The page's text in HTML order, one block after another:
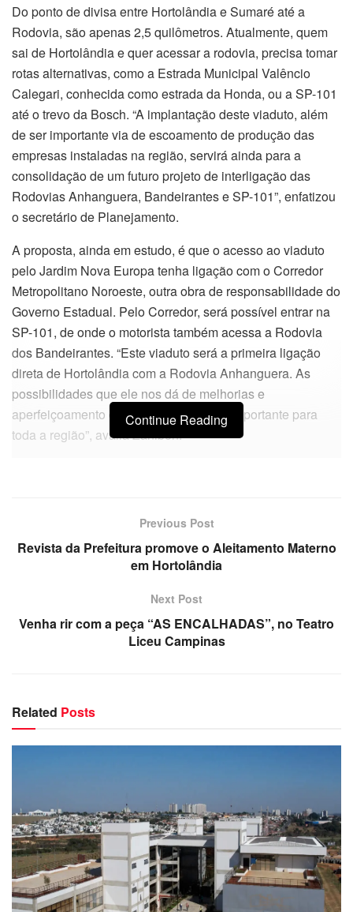
Do ponto de divisa entre Hortolândia e Sumaré até a
Rodovia, são apenas 2,5 quilômetros. Atualmente, quem
sai de Hortolândia e quer acessar a rodovia, precisa tomar
rotas alternativas, como a Estrada Municipal Valêncio
Calegari, conhecida como estrada da Honda, ou a SP-101
até o trevo da Bosch. “A implantação deste viaduto, além
de ser importante via de escoamento de produção das
empresas instaladas na região, servirá ainda para a
consolidação de um futuro projeto de interligação das
Rodovias Anhanguera, Bandeirantes e SP-101”, enfatizou
o secretário de Planejamento.
A proposta, ainda em estudo, é que o acesso ao viaduto
pelo Jardim Nova Europa tenha ligação com o Corredor
Metropolitano Noroeste, outra obra de responsabilidade do
Governo Estadual. Pelo Corredor, será possível entrar na
SP-101, de onde o motorista também acessa a Rodovia
dos Bandeirantes. “Este viaduto será a primeira ligação
direta de Hortolândia com a Rodovia Anhanguera. As
possibilidades que ele nos dá de melhorias e
aperfeiçoamento do sistema viário são importante para
toda a região”, avalia Zanibon.
Continue Reading
Previous Post
Revista da Prefeitura promove o Aleitamento Materno
em Hortolândia
Next Post
Venha rir com a peça “AS ENCALHADAS”, no Teatro
Liceu Campinas
Related Posts